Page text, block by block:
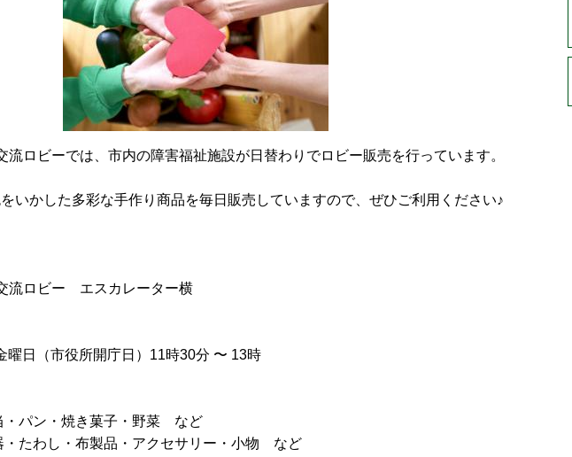
流ロビーでは、市内の障害福祉施設が日替わりでロビー販売を行っています。
いかした多彩な手作り商品を毎日販売していますので、ぜひご利用ください♪
ロビー エスカレーター横
（市役所開庁日）11時30分 〜 13時
パン・焼き菓子・野菜 など
たわし・布製品・アクセサリー・小物 など